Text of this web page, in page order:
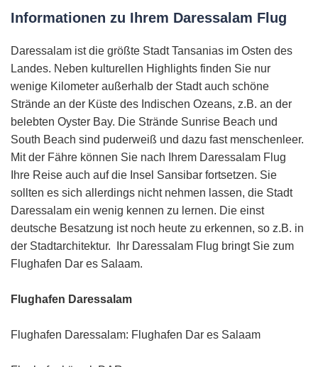
Informationen zu Ihrem Daressalam Flug
Daressalam ist die größte Stadt Tansanias im Osten des
Landes. Neben kulturellen Highlights finden Sie nur
wenige Kilometer außerhalb der Stadt auch schöne
Strände an der Küste des Indischen Ozeans, z.B. an der
belebten Oyster Bay. Die Strände Sunrise Beach und
South Beach sind puderweiß und dazu fast menschenleer.
Mit der Fähre können Sie nach Ihrem Daressalam Flug
Ihre Reise auch auf die Insel Sansibar fortsetzen. Sie
sollten es sich allerdings nicht nehmen lassen, die Stadt
Daressalam ein wenig kennen zu lernen. Die einst
deutsche Besatzung ist noch heute zu erkennen, so z.B. in
der Stadtarchitektur. Ihr Daressalam Flug bringt Sie zum
Flughafen Dar es Salaam.
Flughafen Daressalam
Flughafen Daressalam: Flughafen Dar es Salaam